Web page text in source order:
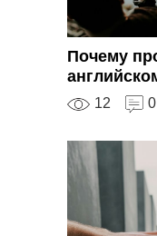
Почему
12 0